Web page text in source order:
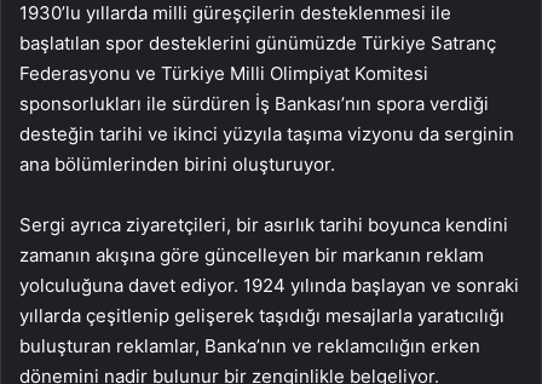
1930’lu yıllarda milli güreşçilerin desteklenmesi ile
başlatılan spor desteklerini günümüzde Türkiye Satranç
Federasyonu ve Türkiye Milli Olimpiyat Komitesi
sponsorlukları ile sürdüren İş Bankası’nın spora verdiği
desteğin tarihi ve ikinci yüzyıla taşıma vizyonu da serginin
ana bölümlerinden birini oluşturuyor.
Sergi ayrıca ziyaretçileri, bir asırlık tarihi boyunca kendini
zamanın akışına göre güncelleyen bir markanın reklam
yolculuğuna davet ediyor. 1924 yılında başlayan ve sonraki
yıllarda çeşitlenip gelişerek taşıdığı mesajlarla yaratıcılığı
buluşturan reklamlar, Banka’nın ve reklamcılığın erken
dönemini nadir bulunur bir zenginlikle belgeliyor.